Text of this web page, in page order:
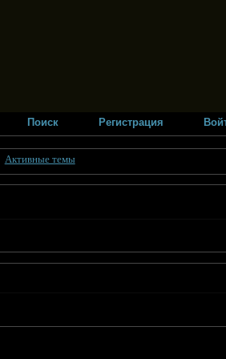
Поиск Регистрация
Активные темы